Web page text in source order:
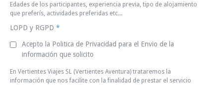
Edades de los participantes, experiencia previa, tipo de alojamiento
que preferís, actividades preferidas etc...
LOPD y RGPD *
Acepto la Politica de Privacidad para el Envio de la
información que solicito
En Vertientes Viajes SL (Vertientes Aventura) trataremos la
información que nos facilite con la finalidad de prestar el servicio